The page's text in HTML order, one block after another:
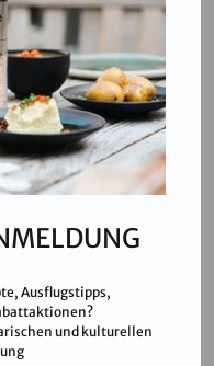
Ausflugstipps,
und kulturellen